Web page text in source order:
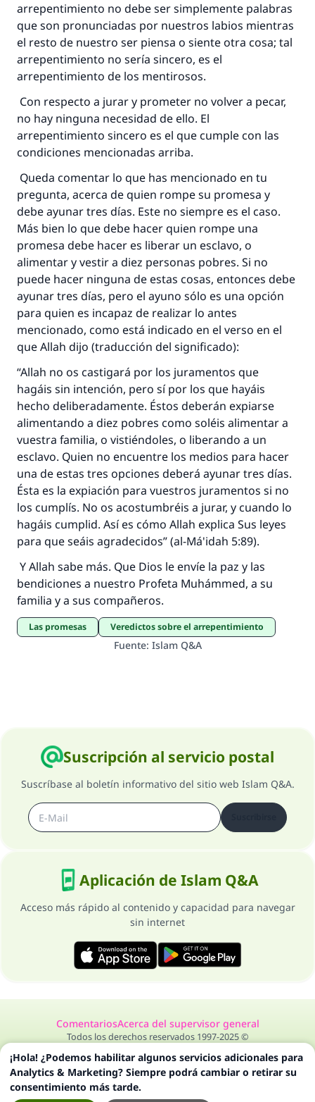
arrepentimiento no debe ser simplemente palabras
que son pronunciadas por nuestros labios mientras
el resto de nuestro ser piensa o siente otra cosa; tal
arrepentimiento no sería sincero, es el
arrepentimiento de los mentirosos.
Con respecto a jurar y prometer no volver a pecar,
no hay ninguna necesidad de ello. El
arrepentimiento sincero es el que cumple con las
condiciones mencionadas arriba.
Queda comentar lo que has mencionado en tu
pregunta, acerca de quien rompe su promesa y
debe ayunar tres días. Este no siempre es el caso.
Más bien lo que debe hacer quien rompe una
promesa debe hacer es liberar un esclavo, o
alimentar y vestir a diez personas pobres. Si no
puede hacer ninguna de estas cosas, entonces debe
ayunar tres días, pero el ayuno sólo es una opción
para quien es incapaz de realizar lo antes
mencionado, como está indicado en el verso en el
que Allah dijo (traducción del significado):
“Allah no os castigará por los juramentos que
hagáis sin intención, pero sí por los que hayáis
hecho deliberadamente. Éstos deberán expiarse
alimentando a diez pobres como soléis alimentar a
vuestra familia, o vistiéndoles, o liberando a un
esclavo. Quien no encuentre los medios para hacer
una de estas tres opciones deberá ayunar tres días.
Ésta es la expiación para vuestros juramentos si no
los cumplís. No os acostumbréis a jurar, y cuando lo
hagáis cumplid. Así es cómo Allah explica Sus leyes
para que seáis agradecidos” (al-Má'idah 5:89).
Y Allah sabe más. Que Dios le envíe la paz y las
bendiciones a nuestro Profeta Muhámmed, a su
familia y a sus compañeros.
Las promesas Veredictos sobre el arrepentimiento
Fuente: Islam Q&A
Suscripción al servicio postal
Suscríbase al boletín informativo del sitio web Islam Q&A.
Aplicación de Islam Q&A
Acceso más rápido al contenido y capacidad para navegar
sin internet
ComentariosAcerca del supervisor general
Todos los derechos reservados 1997-2025 ©
¡Hola! ¿Podemos habilitar algunos servicios adicionales para
Analytics & Marketing? Siempre podrá cambiar o retirar su
consentimiento más tarde.